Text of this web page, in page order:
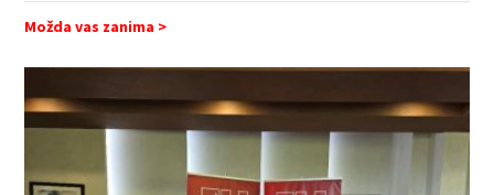
Možda vas zanima >